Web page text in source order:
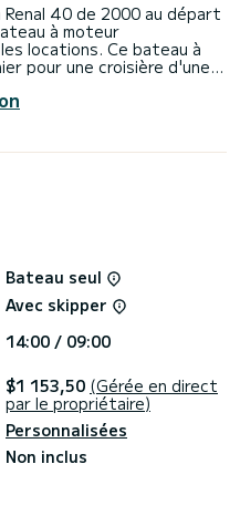
40 de 2000 au départ
à moteur
locations. Ce bateau à
pour une croisière d'une
tout confort et d'une
pour passer des vacances
avec nos meilleures
Bateau seul
Avec skipper
14:00 / 09:00
$1 153,50 (Gérée en direct
par le propriétaire)
Personnalisées
Non inclus